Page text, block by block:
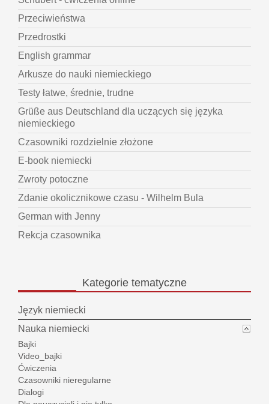
Przeciwieństwa
Przedrostki
English grammar
Arkusze do nauki niemieckiego
Testy łatwe, średnie, trudne
Grüße aus Deutschland dla uczących się języka
niemieckiego
Czasowniki rozdzielnie złożone
E-book niemiecki
Zwroty potoczne
Zdanie okolicznikowe czasu - Wilhelm Bula
German with Jenny
Rekcja czasownika
Kategorie tematyczne
Język niemiecki
Nauka niemiecki
Bajki
Video_bajki
Ćwiczenia
Czasowniki nieregularne
Dialogi